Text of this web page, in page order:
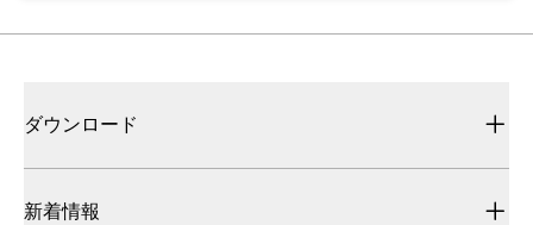
ダウンロード
新着情報